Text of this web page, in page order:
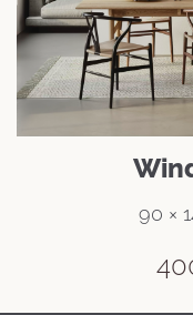
90 ×